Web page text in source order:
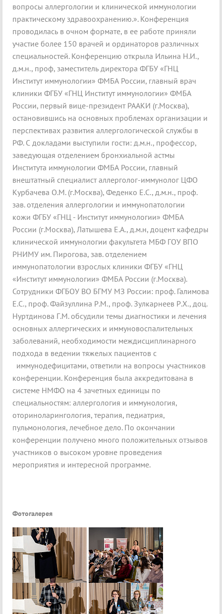
вопросы аллергологии и клинической иммунологии
практическому здравоохранению.». Конференция
проводилась в очном формате, в ее работе приняли
участие более 150 врачей и ординаторов различных
специальностей. Конференцию открыла Ильина Н.И.,
д.м.н., проф, заместитель директора ФГБУ «ГНЦ
Институт иммунологии» ФМБА России, главный врач
клиники ФГБУ «ГНЦ Институт иммунологии» ФМБА
России, первый вице-президент РААКИ (г.Москва),
остановившись на основных проблемах организации и
перспективах развития аллергологической службы в
РФ. С докладами выступили гости: д.м.н., профессор,
заведующая отделением бронхиальной астмы
Института иммунологии ФМБА России, главный
внештатный специалист аллерголог-иммунолог ЦФО
Курбачева О.М. (г.Москва), Феденко Е.С., д.м.н., проф.
зав. отделения аллергологии и иммунопатологии
кожи ФГБУ «ГНЦ - Институт иммунологии» ФМБА
России (г.Москва), Латышева Е.А., д.м.н, доцент кафедры
клинической иммунологии факультета МБФ ГОУ ВПО
РНИМУ им. Пирогова, зав. отделением
иммунопатологии взрослых клиники ФГБУ «ГНЦ
«Институт иммунологии» ФМБА России (г.Москва).
Сотрудники ФГБОУ ВО БГМУ МЗ России: проф. Галимова
Е.С., проф. Файзуллина Р.М., проф. Зулкарнеев Р.Х., доц.
Нуртдинова Г.М. обсудили темы диагностики и лечения
основных аллергических и иммуновоспалительных
заболеваний, необходимости междисциплинарного
подхода в ведении тяжелых пациентов с
иммунодефицитами, ответили на вопросы участников
конференции. Конференция была аккредитована в
системе НМФО на 4 зачетных единицы по
специальностям: аллергология и иммунология,
оториноларингология, терапия, педиатрия,
пульмонология, лечебное дело. По окончании
конференции получено много положительных отзывов
участников о высоком уровне проведения
мероприятия и интересной программе.
Фотогалерея